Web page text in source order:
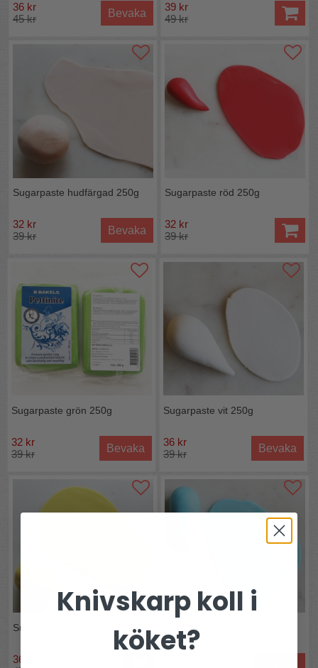
36 kr
45 kr
Bevaka
39 kr
49 kr
Sugarpaste hudfärgad 250g
32 kr
39 kr
Bevaka
Sugarpaste röd 250g
32 kr
39 kr
Sugarpaste grön 250g
32 kr
39 kr
Bevaka
Sugarpaste vit 250g
36 kr
39 kr
Bevaka
Sugarpaste gul 250g
36 kr
Sugarpaste babyblå 250g
Knivskarp koll i
köket?